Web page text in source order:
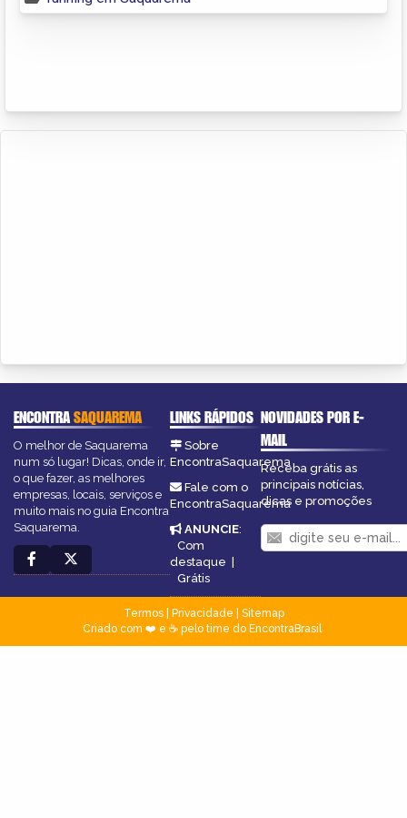
ENCONTRASAQUAREMA
O melhor de Saquarema
num só lugar! Dicas, onde ir,
o que fazer, as melhores
empresas, locais, serviços e
muito mais no guia Encontra
Saquarema.
LINKS RÁPIDOS
Sobre
EncontraSaquarema
Fale com o
EncontraSaquarema
ANUNCIE:
Com
destaque |
Grátis
NOVIDADES POR E-
MAIL
Receba grátis as
principais notícias,
dicas e promoções
Termos| Privacidade
Sitemap
Criado com ❤️ e ☕ pelo time do EncontraBrasil